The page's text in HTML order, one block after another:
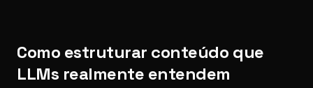
Como estruturar conteúdo que
LLMs realmente entendem